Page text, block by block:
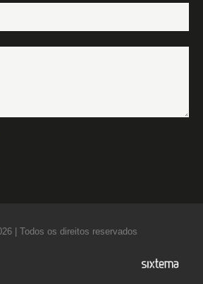
| Todos os direitos reservados